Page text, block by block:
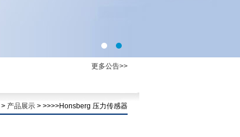
更多公告>>
> 产品展示 > >>>>Honsberg 压力传感器